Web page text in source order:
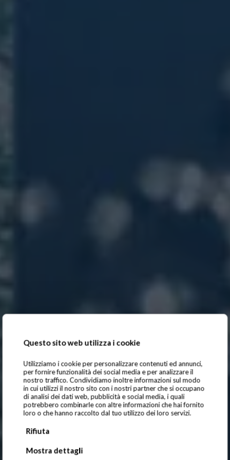
Questo sito web utilizza i cookie
Utilizziamo i cookie per personalizzare contenuti ed annunci,
per fornire funzionalità dei social media e per analizzare il
nostro traffico. Condividiamo inoltre informazioni sul modo
in cui utilizzi il nostro sito con i nostri partner che si occupano
di analisi dei dati web, pubblicità e social media, i quali
potrebbero combinarle con altre informazioni che hai fornito
loro o che hanno raccolto dal tuo utilizzo dei loro servizi.
Rifiuta
Mostra dettagli